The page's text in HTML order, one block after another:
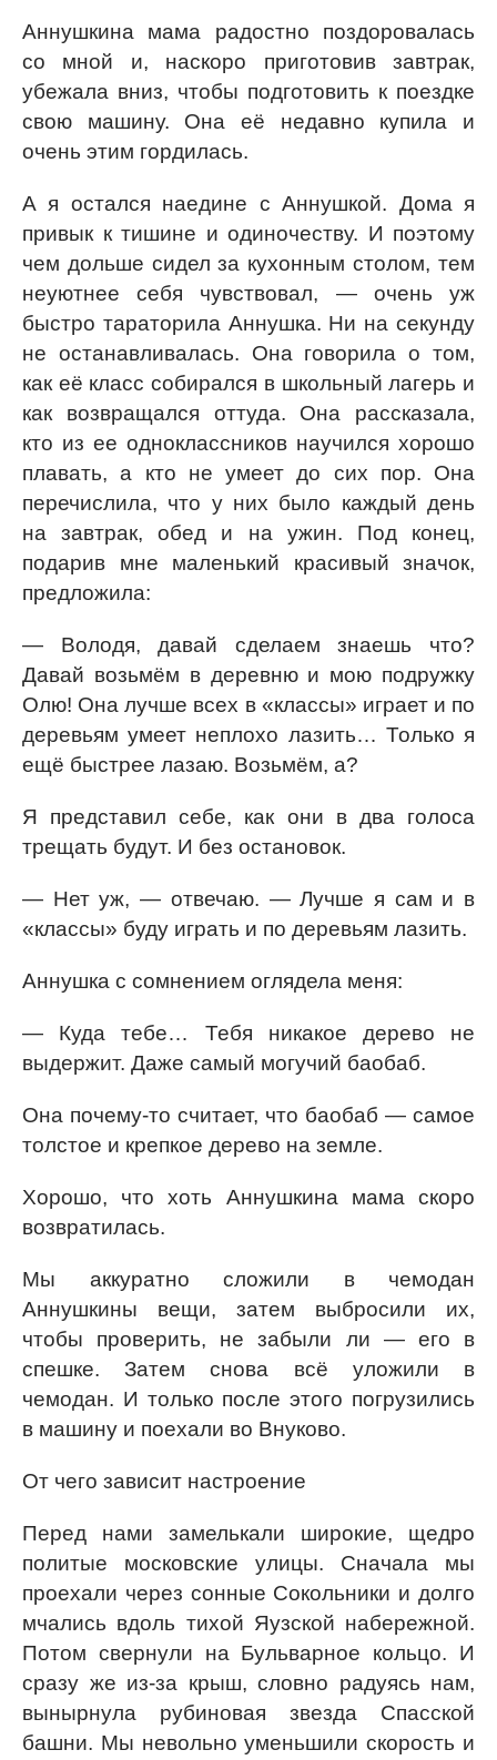
Аннушкина мама радостно поздоровалась
со мной и, наскоро приготовив завтрак,
убежала вниз, чтобы подготовить к поездке
свою машину. Она её недавно купила и
очень этим гордилась.
А я остался наедине с Аннушкой. Дома я
привык к тишине и одиночеству. И поэтому
чем дольше сидел за кухонным столом, тем
неуютнее себя чувствовал, — очень уж
быстро тараторила Аннушка. Ни на секунду
не останавливалась. Она говорила о том,
как её класс собирался в школьный лагерь и
как возвращался оттуда. Она рассказала,
кто из ее одноклассников научился хорошо
плавать, а кто не умеет до сих пор. Она
перечислила, что у них было каждый день
на завтрак, обед и на ужин. Под конец,
подарив мне маленький красивый значок,
предложила:
— Володя, давай сделаем знаешь что?
Давай возьмём в деревню и мою подружку
Олю! Она лучше всех в «классы» играет и по
деревьям умеет неплохо лазить… Только я
ещё быстрее лазаю. Возьмём, а?
Я представил себе, как они в два голоса
трещать будут. И без остановок.
— Нет уж, — отвечаю. — Лучше я сам и в
«классы» буду играть и по деревьям лазить.
Аннушка с сомнением оглядела меня:
— Куда тебе… Тебя никакое дерево не
выдержит. Даже самый могучий баобаб.
Она почему-то считает, что баобаб — самое
толстое и крепкое дерево на земле.
Хорошо, что хоть Аннушкина мама скоро
возвратилась.
Мы аккуратно сложили в чемодан
Аннушкины вещи, затем выбросили их,
чтобы проверить, не забыли ли — его в
спешке. Затем снова всё уложили в
чемодан. И только после этого погрузились
в машину и поехали во Внуково.
От чего зависит настроение
Перед нами замелькали широкие, щедро
политые московские улицы. Сначала мы
проехали через сонные Сокольники и долго
мчались вдоль тихой Яузской набережной.
Потом свернули на Бульварное кольцо. И
сразу же из-за крыш, словно радуясь нам,
вынырнула рубиновая звезда Спасской
башни. Мы невольно уменьшили скорость и